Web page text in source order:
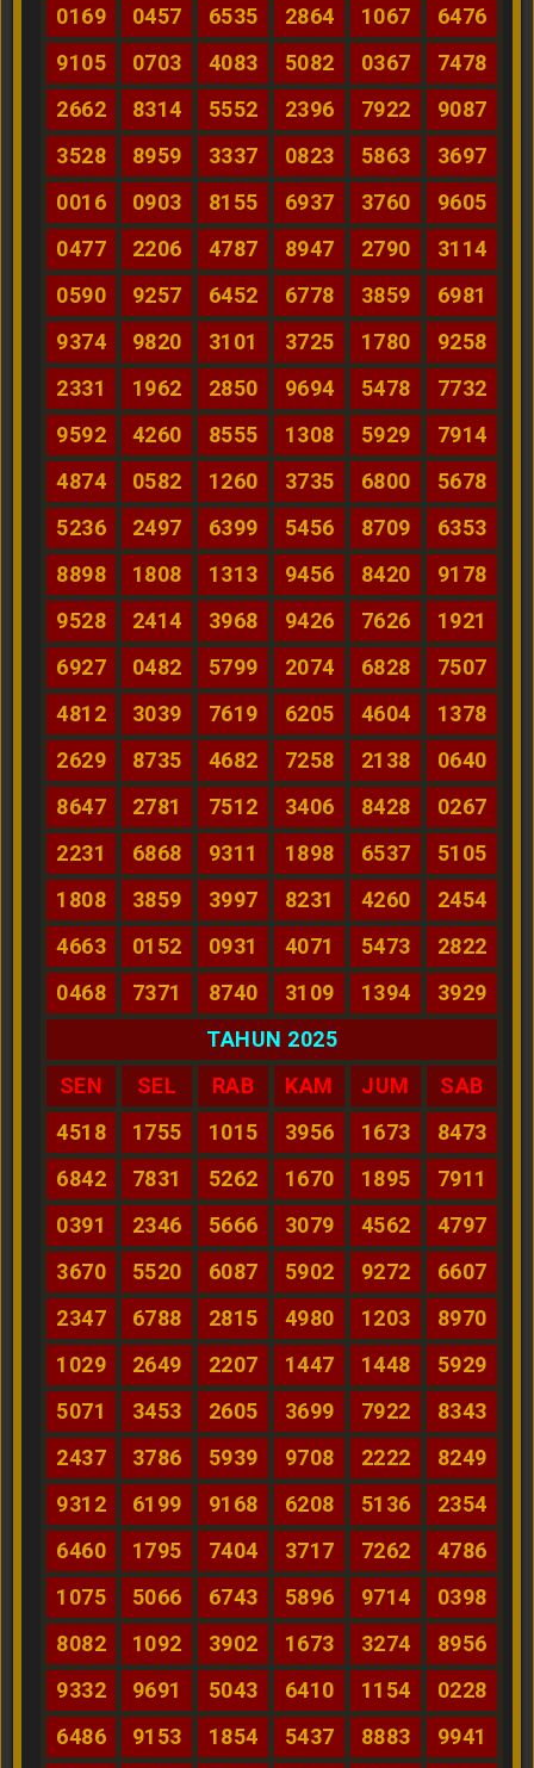
0169
0457 6535 2864 1067
6476
9105
0703 4083 5082 0367
7478
2662
8314 5552 2396 7922
9087
3528
8959 3337 0823 5863
3697
0016
0903 8155 6937 3760
9605
0477
2206 4787 8947 2790
3114
0590
9257 6452 6778 3859
6981
9374
9820 3101 3725 1780
9258
2331
1962 2850 9694 5478
7732
9592
4260 8555 1308 5929
7914
4874
0582 1260 3735 6800
5678
5236
2497 6399 5456 8709
6353
8898
1808 1313 9456 8420
9178
9528
2414 3968 9426 7626
1921
6927
0482 5799 2074 6828
7507
4812
3039 7619 6205 4604
1378
2629
8735 4682 7258 2138
0640
8647
2781 7512 3406 8428
0267
2231
6868 9311 1898 6537
5105
1808
3859 3997 8231 4260
2454
4663
0152 0931 4071 5473
2822
0468
7371 8740 3109 1394
3929
TAHUN 2025
SEN
SEL RAB KAM JUM
SAB
4518
1755 1015 3956 1673
8473
6842
7831 5262 1670 1895
7911
0391
2346 5666 3079 4562
4797
3670
5520 6087 5902 9272
6607
2347
6788 2815 4980 1203
8970
1029
2649 2207 1447 1448
5929
5071
3453 2605 3699 7922
8343
2437
3786 5939 9708 2222
8249
9312
6199 9168 6208 5136
2354
6460
1795 7404 3717 7262
4786
1075
5066 6743 5896 9714
0398
8082
1092 3902 1673 3274
8956
9332
9691 5043 6410 1154
0228
6486
9153 1854 5437 8883
9941